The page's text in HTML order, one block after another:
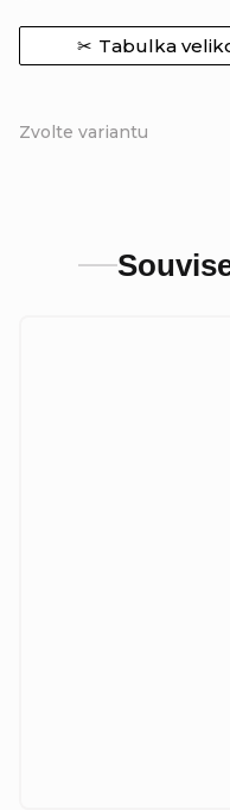
Zvolte variantu
Tabulka